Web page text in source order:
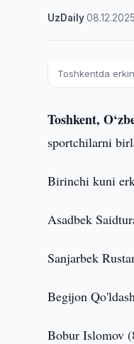
UzDaily·08.12.2025
Toshkentda
Toshkent,
sportchilarni
Birinchi kuni
Asadbek
Sanjarbek
Begijon
Bobur Islomov